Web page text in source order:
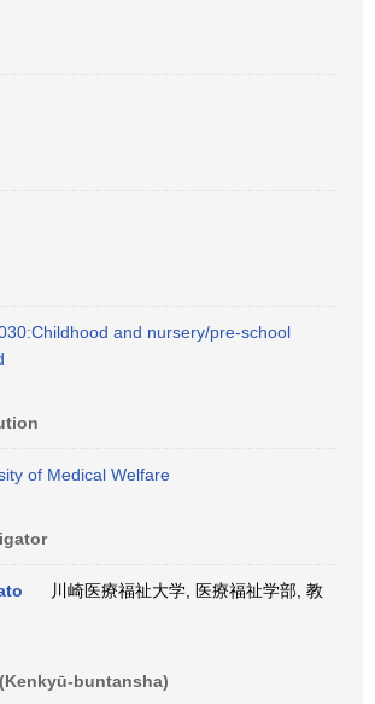
and nursery/pre-school
of Medical Welfare
川崎医療福祉大学, 医療福祉学部, 教
buntansha)